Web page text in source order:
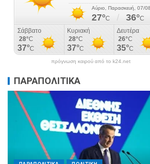
πρόγνωση καιρού από το k24.net
ΠΑΡΑΠΟΛΙΤΙΚΑ
ΠΑΡΑΠΟΛΙΤΙΚΑ ΠΟΛΙΤΙΚΗ